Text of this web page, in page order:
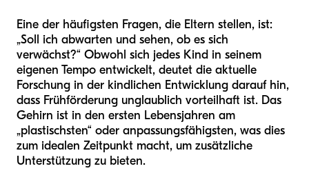
Eine der häufigsten Fragen, die Eltern stellen, ist:
„Soll ich abwarten und sehen, ob es sich
verwächst?“ Obwohl sich jedes Kind in seinem
eigenen Tempo entwickelt, deutet die aktuelle
Forschung in der kindlichen Entwicklung darauf hin,
dass Frühförderung unglaublich vorteilhaft ist. Das
Gehirn ist in den ersten Lebensjahren am
„plastischsten“ oder anpassungsfähigsten, was dies
zum idealen Zeitpunkt macht, um zusätzliche
Unterstützung zu bieten.